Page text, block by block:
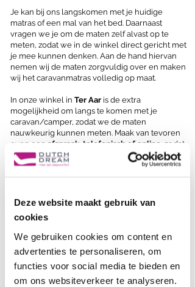
Deze website maakt gebruik van
cookies
We gebruiken cookies om content en
advertenties te personaliseren, om
functies voor social media te bieden en
om ons websiteverkeer te analyseren.
Je kan bij ons langskomen met je huidige
matras of een mal van het bed. Daarnaast
vragen we je om de maten zelf alvast op te
meten, zodat we in de winkel direct gericht met
je mee kunnen denken. Aan de hand hiervan
nemen wij de maten zorgvuldig over en maken
wij het caravanmatras volledig op maat.​
In onze winkel in Ter Aar is de extra
mogelijkheid om langs te komen met je
caravan/camper, zodat we de maten
nauwkeurig kunnen meten. Maak van tevoren
even een afspraak, telefonisch of online, zodat
onze specialist klaarstaat om je persoonlijk te
adviseren.
gemaakt
Caravans hebben vaak bijzondere vormen of
beperkte ruimte. Daarom maken wij elk matras
precies passend, of het nu rechthoekig, schuin
aflopend of rond is. Door onze eigen productie
kunnen we vrijwel iedere vorm realiseren,
zodat het matras stevig op zijn plek ligt en